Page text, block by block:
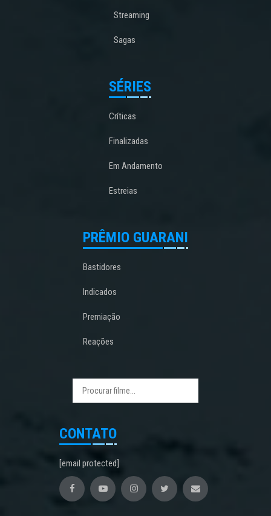
Streaming
Sagas
SÉRIES
Críticas
Finalizadas
Em Andamento
Estreias
PRÊMIO GUARANI
Bastidores
Indicados
Premiação
Reações
CONTATO
[email protected]